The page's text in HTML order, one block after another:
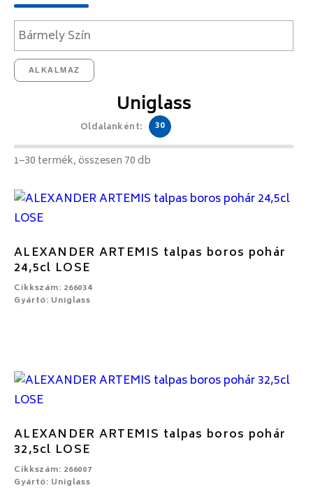
ALKALMAZ
Uniglass
Oldalanként: 30
1–30 termék, összesen 70 db
ALEXANDER ARTEMIS talpas boros pohár
24,5cl LOSE
Cikkszám: 266034
Gyártó: Uniglass
ALEXANDER ARTEMIS talpas boros pohár
32,5cl LOSE
Cikkszám: 266007
Gyártó: Uniglass